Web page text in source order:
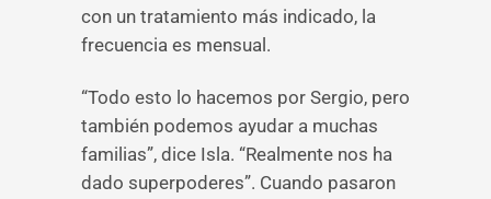
con un tratamiento más indicado, la
frecuencia es mensual.
“Todo esto lo hacemos por Sergio, pero
también podemos ayudar a muchas
familias”, dice Isla. “Realmente nos ha
dado superpoderes”. Cuando pasaron